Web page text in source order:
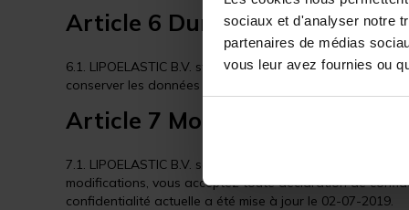
sociaux et d'analyser notre
partenaires de médias
vous leur avez fournies ou
Article 6 Durée de
6.1. LIPOELASTIC B.V. stocke les données personnelles
conserver les données personnelles plus longtemps sur
Article 7 Modification de la
7.1. LIPOELASTIC B.V. se réserve le droit de modifier
modifications, vous acceptez toute déclaration de
confidentialité actuelle a été mise à jour le 02-07-2019.